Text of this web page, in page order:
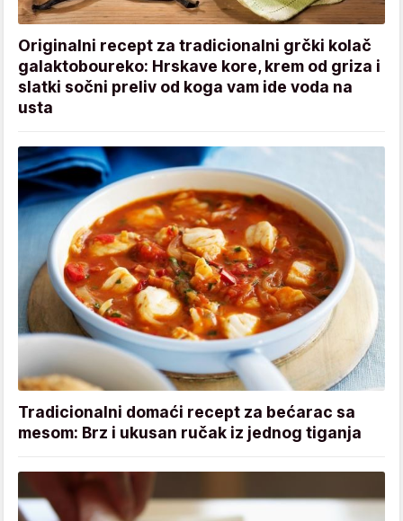
Originalni recept za tradicionalni grčki kolač
galaktoboureko: Hrskave kore, krem od griza i
slatki sočni preliv od koga vam ide voda na
usta
Tradicionalni domaći recept za bećarac sa
mesom: Brz i ukusan ručak iz jednog tiganja